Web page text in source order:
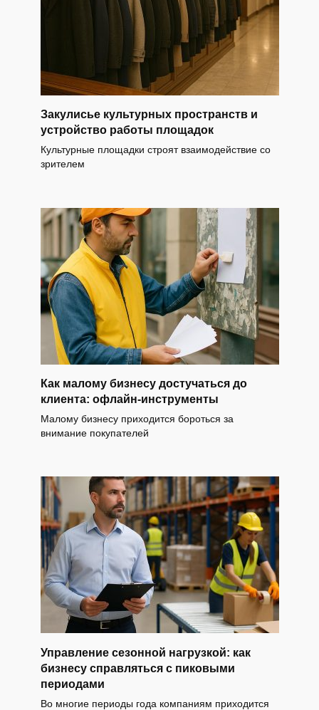
Закулисье культурных пространств и
устройство работы площадок
Культурные площадки строят взаимодействие со
зрителем
Как малому бизнесу достучаться до
клиента: офлайн-инструменты
Малому бизнесу приходится бороться за
внимание покупателей
Управление сезонной нагрузкой: как
бизнесу справляться с пиковыми
периодами
Во многие периоды года компаниям приходится